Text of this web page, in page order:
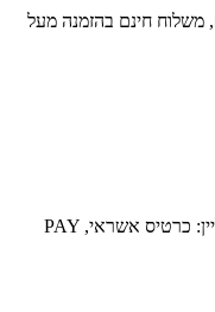
29 ש״ח בהזמנה עד 399 ש״ח, משלוח חינם בהזמנה מעל
אמצעי התשלום שאנו מכבדים בחנות האונליין: כרטיס אשראי, PAY